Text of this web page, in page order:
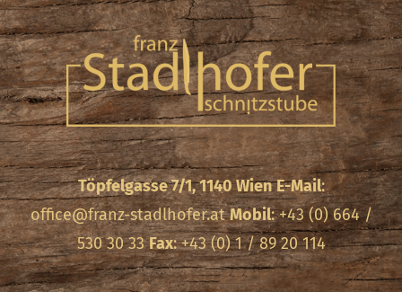
Töpfelgasse 7/1, 1140 Wien E-Mail:
office@franz-stadlhofer.at Mobil: +43 (0) 664 /
530 30 33Fax: +43 (0) 1 / 89 20 114